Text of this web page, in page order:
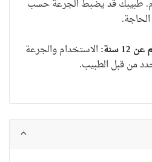
طبيبك قد يضبط الجرعة حسب
الحاجة.
سنة:
الاستخدام والجرعة
من قبل الطبيب.